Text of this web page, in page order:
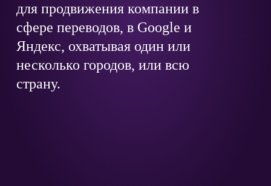
для продвижения компании в
сфере переводов, в Google и
Яндекс, охватывая один или
несколько городов, или всю
страну.